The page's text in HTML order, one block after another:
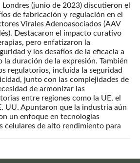
(junio de 2023) discutieron el
de fabricación y regulación en el
Virales Adenoasociados (AAV
Destacaron el impacto curativo
pero enfatizaron la
y los desafíos de la eficacia a
la duración de la expresión. También
regulatorios, incluida la seguridad
junto con las complejidades de
de armonizar las
entre regiones como la UE, el
UU. Apuntaron que la industria aún
un enfoque en tecnologías
celulares de alto rendimiento para